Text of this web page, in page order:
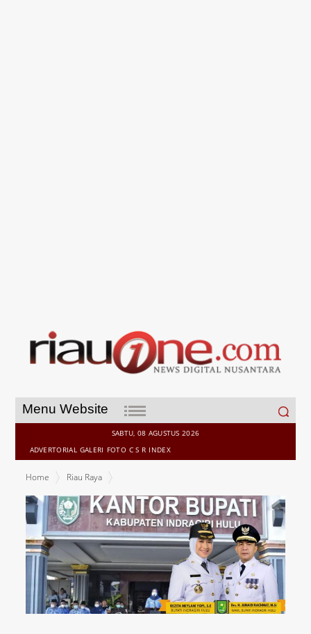
Menu Website
Search
for:
SABTU, 08 AGUSTUS 2026
ADVERTORIAL GALERI FOTO C S R INDEX
Home Riau Raya